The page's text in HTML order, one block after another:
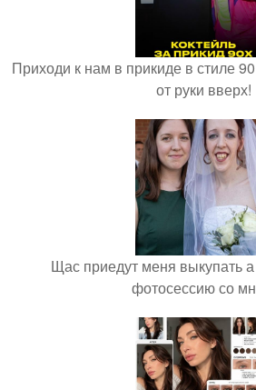
Приходи к нам в прикиде в стиле
от руки вверх!
Щас приедут меня выкупать а
фотосессию со